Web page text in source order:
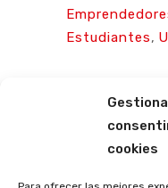
cookies
Estudiantes,